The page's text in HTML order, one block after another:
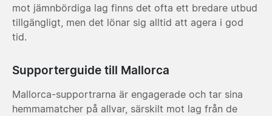
mot jämnbördiga lag finns det ofta ett bredare utbud
tillgängligt, men det lönar sig alltid att agera i god
tid.
Supporterguide till Mallorca
Mallorca-supportrarna är engagerade och tar sina
hemmamatcher på allvar, särskilt mot lag från de